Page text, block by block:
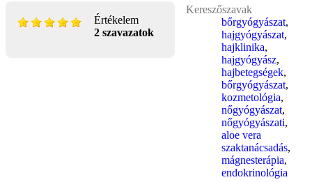
Értékelem
2 szavazatok
Kereszőszavak
bőrgyógyászat,
hajgyógyászat,
hajklinika,
hajgyógyász,
hajbetegségek,
bőrgyógyászat,
kozmetológia,
nőgyógyászat,
nőgyógyászati,
aloe vera
szaktanácsadás,
mágnesterápia,
endokrinológia